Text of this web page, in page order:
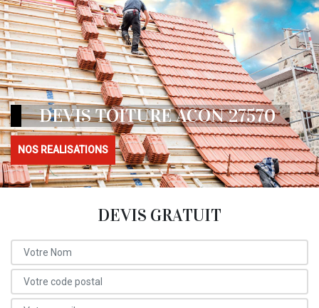
DEVIS TOITURE ACON 27570
NOS REALISATIONS
DEVIS GRATUIT